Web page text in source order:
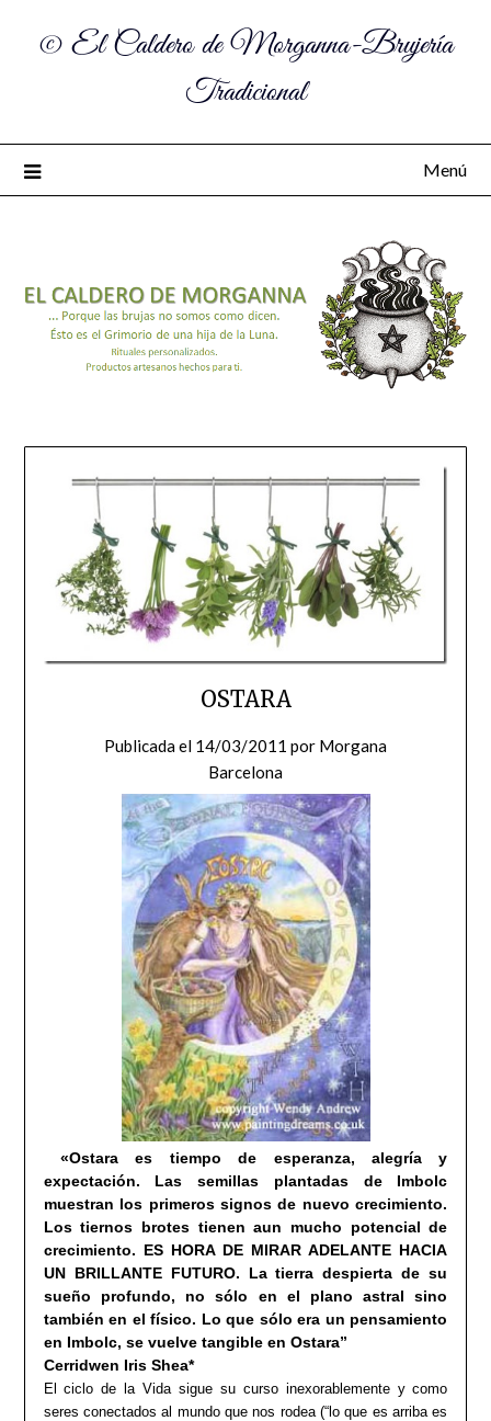
© El Caldero de Morganna-Brujería
Tradicional
Menú
OSTARA
Publicada el 14/03/2011 por Morgana
Barcelona
«Ostara es tiempo de esperanza, alegría y
expectación. Las semillas plantadas de Imbolc
muestran los primeros signos de nuevo crecimiento.
Los tiernos brotes tienen aun mucho potencial de
crecimiento. ES HORA DE MIRAR ADELANTE HACIA
UN BRILLANTE FUTURO. La tierra despierta de su
sueño profundo, no sólo en el plano astral sino
también en el físico. Lo que sólo era un pensamiento
en Imbolc, se vuelve tangible en Ostara”
Cerridwen Iris Shea*
El ciclo de la Vida sigue su curso inexorablemente y como
seres conectados al mundo que nos rodea (“lo que es arriba es